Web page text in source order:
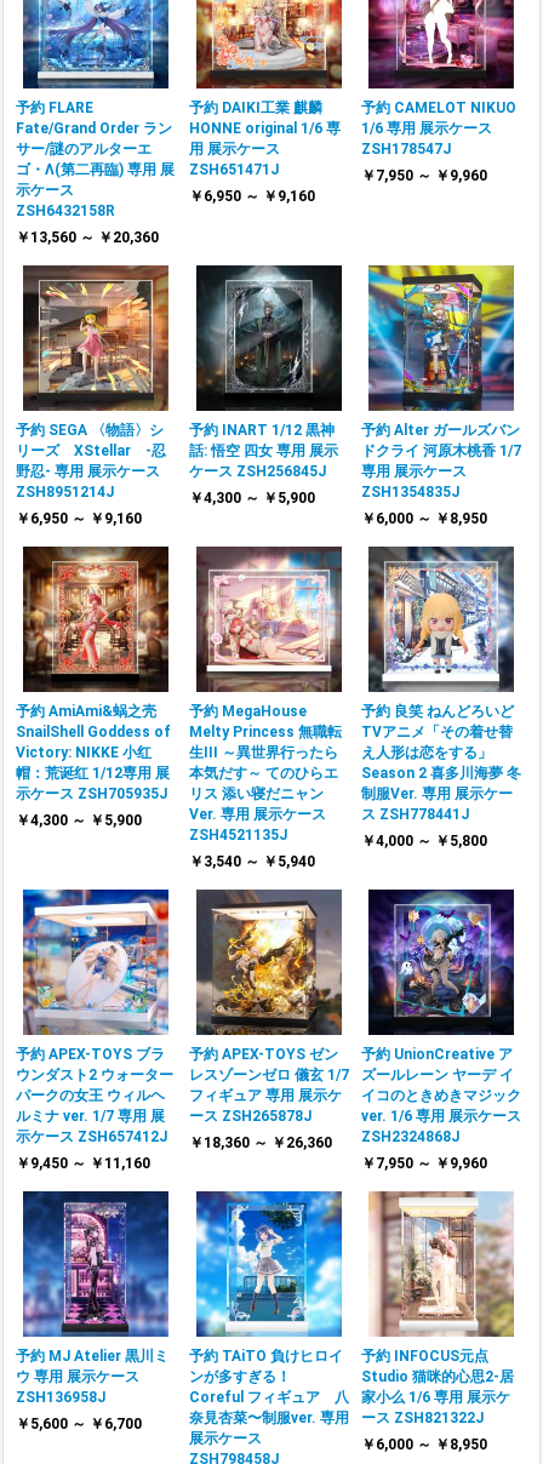
予約 FLARE
Fate/Grand Order ラン
サー/謎のアルターエ
ゴ・Λ(第二再臨) 専用 展
示ケース
ZSH6432158R
￥13,560 ～ ￥20,360
予約 DAIKI工業 麒麟
HONNE original 1/6 専
用 展示ケース
ZSH651471J
￥6,950 ～ ￥9,160
予約 CAMELOT NIKUO
1/6 専用 展示ケース
ZSH178547J
￥7,950 ～ ￥9,960
予約 SEGA 〈物語〉シ
リーズ XStellar ‐忍
野忍‐ 専用 展示ケース
ZSH8951214J
￥6,950 ～ ￥9,160
予約 INART 1/12 黒神
話: 悟空 四女 専用 展示
ケース ZSH256845J
￥4,300 ～ ￥5,900
予約 Alter ガールズバン
ドクライ 河原木桃香 1/7
専用 展示ケース
ZSH1354835J
￥6,000 ～ ￥8,950
予約 AmiAmi&蜗之壳
SnailShell Goddess of
Victory: NIKKE 小红
帽：荒诞红 1/12専用 展
示ケース ZSH705935J
￥4,300 ～ ￥5,900
予約 MegaHouse
Melty Princess 無職転
生III ～異世界行ったら
本気だす～ てのひらエ
リス 添い寝だニャン
Ver. 専用 展示ケース
ZSH4521135J
￥3,540 ～ ￥5,940
予約 良笑 ねんどろいど
TVアニメ「その着せ替
え人形は恋をする」
Season 2 喜多川海夢 冬
制服Ver. 専用 展示ケー
ス ZSH778441J
￥4,000 ～ ￥5,800
予約 APEX-TOYS ブラ
ウンダスト2 ウォーター
パークの女王 ウィルヘ
ルミナ ver. 1/7 専用 展
示ケース ZSH657412J
￥9,450 ～ ￥11,160
予約 APEX-TOYS ゼン
レスゾーンゼロ 儀玄 1/7
フィギュア 専用 展示ケ
ース ZSH265878J
￥18,360 ～ ￥26,360
予約 UnionCreative ア
ズールレーン ヤーデ イ
イコのときめきマジック
ver. 1/6 専用 展示ケース
ZSH2324868J
￥7,950 ～ ￥9,960
予約 MJ Atelier 黒川ミ
ウ 専用 展示ケース
ZSH136958J
￥5,600 ～ ￥6,700
予約 TAiTO 負けヒロイ
ンが多すぎる！
Coreful フィギュア 八
奈見杏菜〜制服ver. 専用
展示ケース
ZSH798458J
予約 INFOCUS元点
Studio 猫咪的心思2-居
家小么 1/6 専用 展示ケ
ース ZSH821322J
￥6,000 ～ ￥8,950